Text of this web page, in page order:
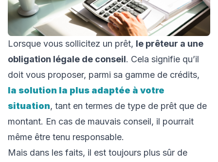
Lorsque vous sollicitez un prêt, le prêteur a une
obligation légale de conseil. Cela signifie qu’il
doit vous proposer, parmi sa gamme de crédits,
la solution la plus adaptée à votre
situation, tant en termes de type de prêt que de
montant. En cas de mauvais conseil, il pourrait
même être tenu responsable.
Mais dans les faits, il est toujours plus sûr de